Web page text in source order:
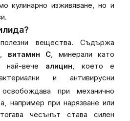
кулинарно изживяване, но и
вещества. Съдържа
, витамин C, минерали като
вече алицин, което е
и антивирусни
при механично
например при нарязване или
чесънът става силен